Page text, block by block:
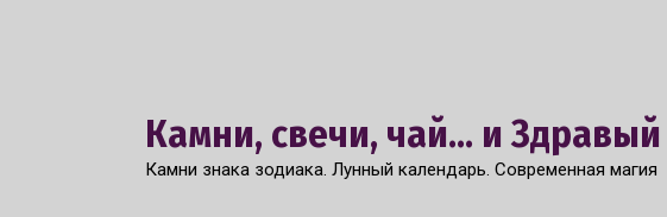
Камни, свечи, чай... и
Камни знака зодиака. Лунный календарь. Современная магия